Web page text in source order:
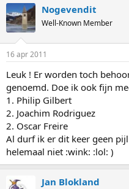
Nogevendit
Well-Known Member
16 apr 2011
Leuk ! Er worden toch
genoemd. Doe ik ook fijn
1. Philip Gilbert
2. Joachim Rodriguez
2. Oscar Freire
Al durf ik er dit keer geen
helemaal niet :wink: :lol: )
Jan Blokland